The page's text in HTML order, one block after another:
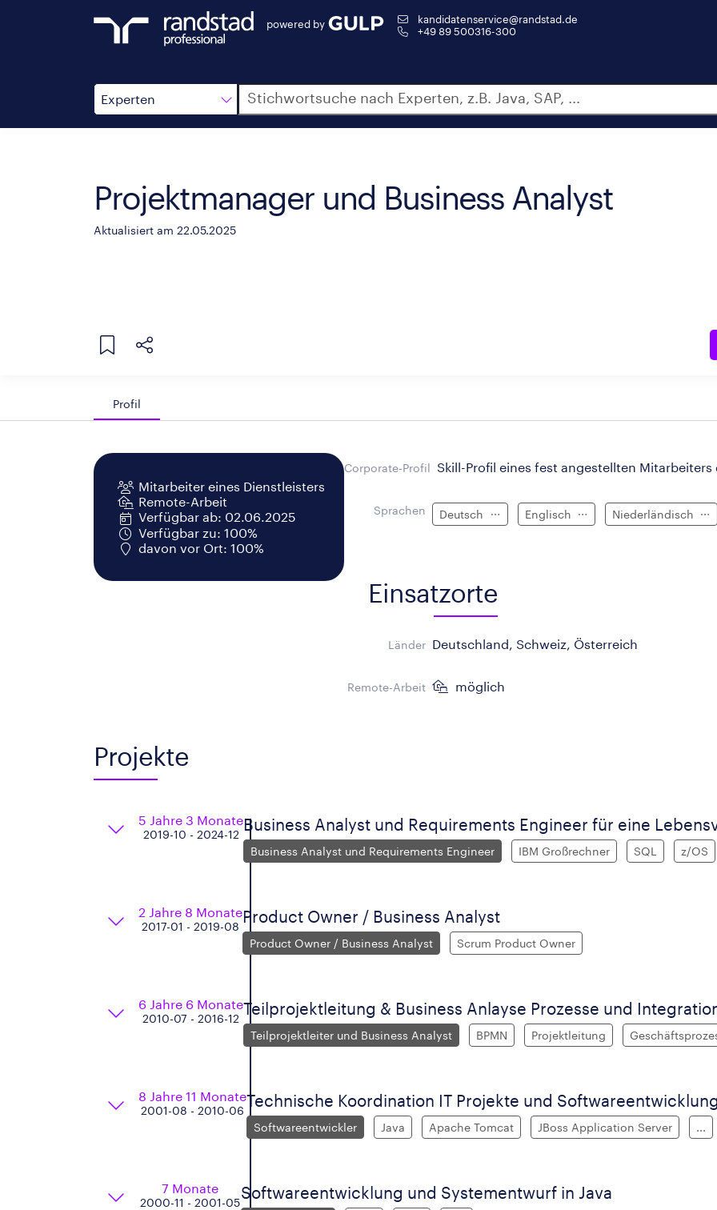
powered by
kandidatenservice@randstad.de
+49 89 500316-300
Experten
Suche
Projektmanager und Business Analyst
Aktualisiert am 22.05.2025
Profil
Mitarbeiter eines Dienstleisters
Remote-Arbeit
Verfügbar ab: 02.06.2025
Verfügbar zu: 100%
davon vor Ort: 100%
Corporate-Profil Skill-Profil eines fest angestellten Mitarbeiters
Sprachen Deutsch Englisch Niederländisch
Einsatzorte
Länder Deutschland, Schweiz, Österreich
Remote-Arbeit möglich
Projekte
5 Jahre 3 Monate
2019-10 - 2024-12
Business Analyst und Requirements Engineer für eine
Business Analyst und Requirements Engineer IBM Großrechner SQL z/OS
2 Jahre 8 Monate
2017-01 - 2019-08
Product Owner / Business Analyst
Product Owner / Business Analyst Scrum Product Owner
6 Jahre 6 Monate
2010-07 - 2016-12
Teilprojektleitung & Business Anlayse Prozesse und
Teilprojektleiter und Business Analyst BPMN Projektleitung
8 Jahre 11 Monate
2001-08 - 2010-06
Technische Koordination IT Projekte und Softwareentwicklung
Softwareentwickler Java Apache Tomcat JBoss Application Server ...
7 Monate
2000-11 - 2001-05
Softwareentwicklung und Systementwurf in Java